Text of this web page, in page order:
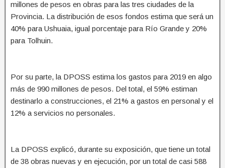
millones de pesos en obras para las tres ciudades de la
Provincia. La distribución de esos fondos estima que será un
40% para Ushuaia, igual porcentaje para Río Grande y 20%
para Tolhuin.
Por su parte, la DPOSS estima los gastos para 2019 en algo
más de 990 millones de pesos. Del total, el 59% estiman
destinarlo a construcciones, el 21% a gastos en personal y el
12% a servicios no personales.
La DPOSS explicó, durante su exposición, que tiene un total
de 38 obras nuevas y en ejecución, por un total de casi 588